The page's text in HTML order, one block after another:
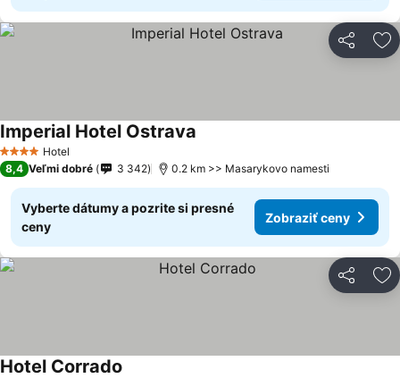
Zdieľať
4 Počet hviezdičiek
Hotel
Imperial Hotel Ostrava
8,4 Veľmi dobré 3 342 0.2 km >> Masarykovo namesti
Vyberte dátumy a pozrite si presné
ceny
Zobraziť ceny
Zdieľať
Hotel Corrado